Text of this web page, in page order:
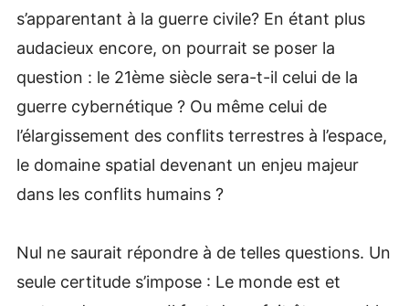
s’apparentant à la guerre civile? En étant plus
audacieux encore, on pourrait se poser la
question : le 21ème siècle sera-t-il celui de la
guerre cybernétique ? Ou même celui de
l’élargissement des conflits terrestres à l’espace,
le domaine spatial devenant un enjeu majeur
dans les conflits humains ?
Nul ne saurait répondre à de telles questions. Un
seule certitude s’impose : Le monde est et